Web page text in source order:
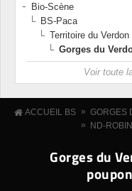
Bio-Scène
BS-Paca
Territoire du Verdon
Gorges du
Voir toute
ACCUEIL BS » GORGES
»
ND-
Gorges du